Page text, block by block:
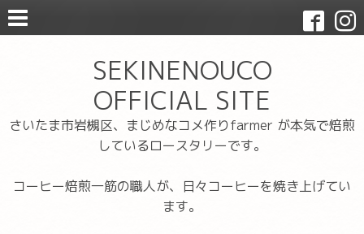
SEKINENOUCO
OFFICIAL SITE
さいたま市岩槻区、まじめなコメ作りfarmer が本気で焙煎
しているロースタリーです。
コーヒー焙煎一筋の職人が、日々コーヒーを焼き上げてい
ます。